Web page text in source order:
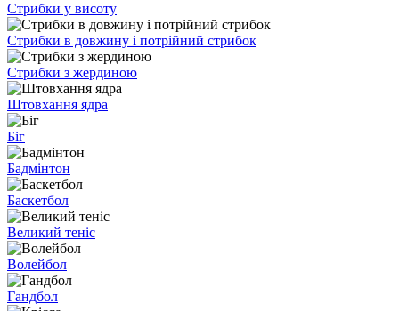
Стрибки у висоту
Стрибки в довжину і потрійний стрибок
Стрибки з жердиною
Штовхання ядра
Біг
Бадмінтон
Баскетбол
Великий теніс
Волейбол
Гандбол